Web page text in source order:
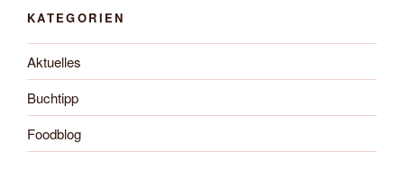
KATEGORIEN
Aktuelles
Buchtipp
Foodblog